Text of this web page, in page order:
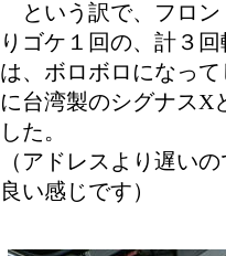
という訳で、フロン
りゴケ１回の、計３
は、ボロボロになっ
に台湾製のシグナスX
した。
（アドレスより遅い
良い感じです）